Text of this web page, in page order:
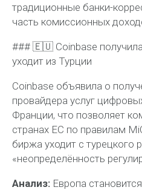
традиционные банки-
часть комиссионных
### 🇪🇺 Coinbase
уходит из Турции
Coinbase объявила о
провайдера услуг
Франции, что позволяет
странах ЕС по правилам
биржа уходит с турецкого
«неопределённость
Анализ: Европа